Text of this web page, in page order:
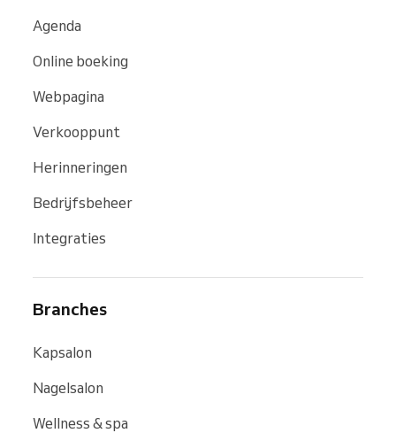
Agenda
Online boeking
Webpagina
Verkooppunt
Herinneringen
Bedrijfsbeheer
Integraties
Branches
Kapsalon
Nagelsalon
Wellness & spa